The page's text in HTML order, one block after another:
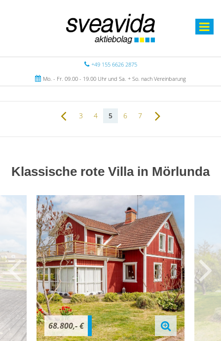
+49 155 6626 2875
Mo. - Fr. 09.00 - 19.00 Uhr und Sa. + So. nach Vereinbarung
3 4 5 6 7
Klassische rote Villa in Mörlunda
68.800,- €